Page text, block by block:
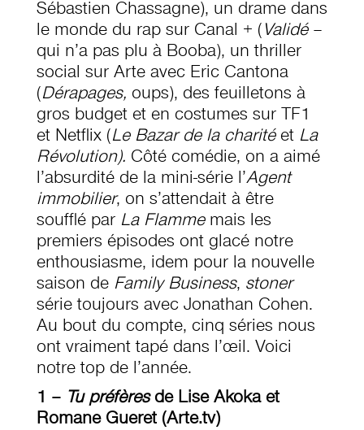
Sébastien Chassagne), un drame dans
le monde du rap sur Canal + (Validé–
qui n’a pas plu à Booba), un thriller
social sur Arte avec Eric Cantona
(Dérapages, oups), des feuilletons à
gros budget et en costumes sur TF1
et Netflix (Le Bazar de la charité etLa
Révolution). Côté comédie, on a aimé
l’absurdité de la mini-série l’Agent
immobilier, on s’attendait à être
soufflé par La Flammemais les
premiers épisodes ont glacé notre
enthousiasme, idem pour la nouvelle
saison de Family Business, stoner
série toujours avec Jonathan Cohen.
Au bout du compte, cinq séries nous
ont vraiment tapé dans l’œil. Voici
notre top de l’année.
1 – Tu préfèresde Lise Akoka et
Romane Gueret (Arte.tv)